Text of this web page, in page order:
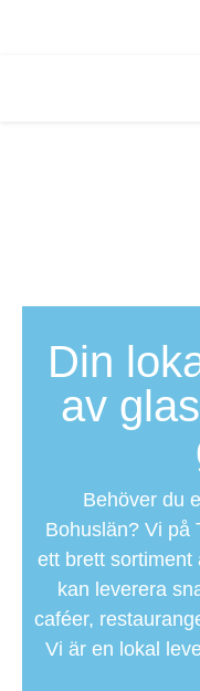
Din
av
Behöver du
Bohuslän? Vi på
ett brett sortiment
kan leverera
caféer,
Vi är en lokal